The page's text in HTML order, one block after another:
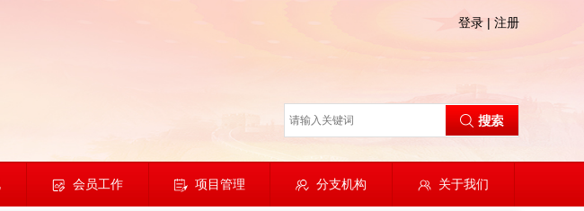
登录 | 注册
会员工作 项目管理 分支机构 关于我们